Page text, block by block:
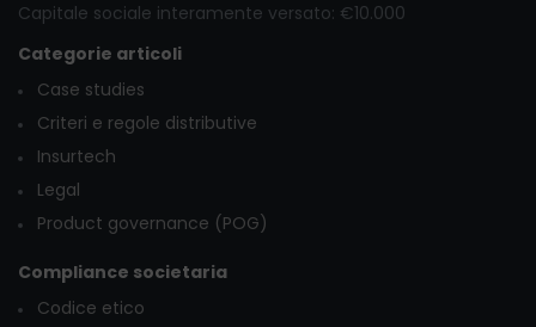
Capitale sociale interamente versato: €10.000
Categorie articoli
Case studies
Criteri e regole distributive
Insurtech
Legal
Product governance (POG)
Compliance societaria
Codice etico